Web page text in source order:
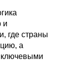
и
где страны
а
ключевыми